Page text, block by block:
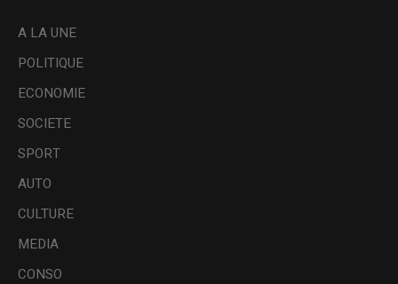
A LA UNE
POLITIQUE
ECONOMIE
SOCIETE
SPORT
AUTO
CULTURE
MEDIA
CONSO